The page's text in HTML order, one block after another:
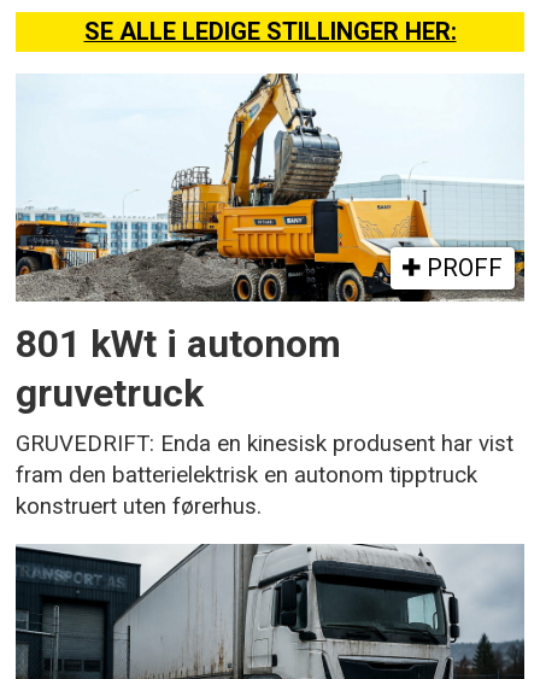
SE ALLE LEDIGE STILLINGER HER:
PROFF
801 kWt i autonom
gruvetruck
GRUVEDRIFT: Enda en kinesisk produsent har vist
fram den batterielektrisk en autonom tipptruck
konstruert uten førerhus.